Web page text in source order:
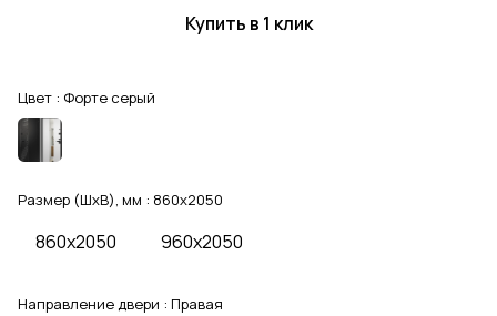
Купить в 1 клик
Цвет : Форте серый
Размер (ШхВ), мм : 860x2050
860x2050 960x2050
Направление двери : Правая